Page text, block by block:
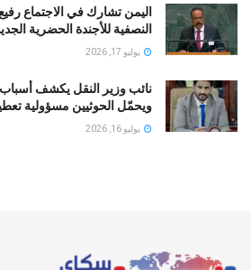
اليمن تشارك في الاجتماع
النصفية للأجندة الحضرية
يوليو 17, 2026
نائب وزير النقل يكشف
ويحمّل الحوثيين مسؤولية
يوليو 16, 2026